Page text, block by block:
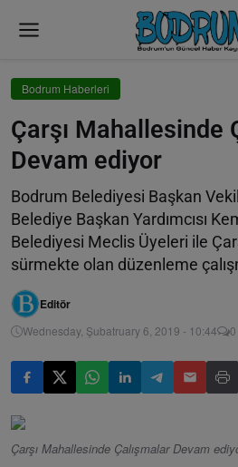
Bodrum Haberleri
Çarşı Mahallesinde
Devam ediyor
Bodrum Belediyesi Başkan
Belediye Başkan Yardımcısı
Belediyesi Meclis Üyeleri ile
sürmekte olan düzenleme
Editör
Wednesday, Şubatruary 6, 2019 - 10:44 0
Çarşı Mahallesinde Çalışmalar Devam